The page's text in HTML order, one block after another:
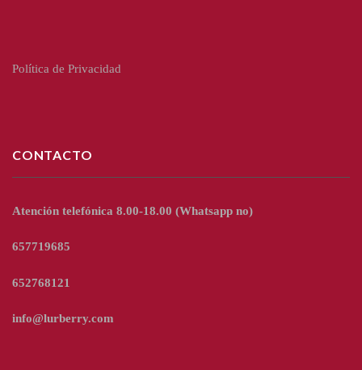
Política de Privacidad
CONTACTO
Atención telefónica 8.00-18.00 (Whatsapp no)
657719685
652768121
info@lurberry.com